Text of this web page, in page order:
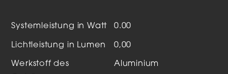
Systemleistung in Watt 0.00
Lichtleistung in Lumen 0,00
Werkstoff des
Aluminium